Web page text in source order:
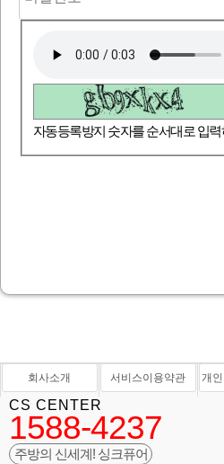
자동등록방지 숫자를 순서대로 입력
회사소개 서비스이용약관 개
CS CENTER
1588-4237
주방의 신세계! 싱크퓨어